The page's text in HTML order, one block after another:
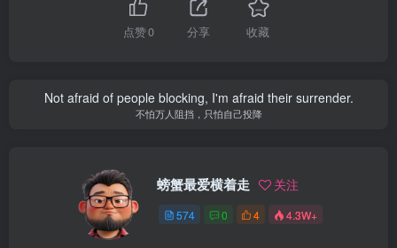
点赞0 分享 收藏
Not afraid of people blocking, I'm afraid their surrender.
不怕万人阻挡，只怕自己投降
螃蟹最爱横着走 关注
574 0 4 4.3W+